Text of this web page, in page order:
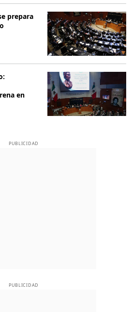
prepara
en
PUBLICIDAD
PUBLICIDAD